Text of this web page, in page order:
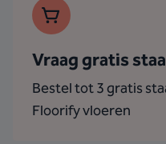
Vraag gratis
Bestel tot 3 gratis
Floorify vloeren